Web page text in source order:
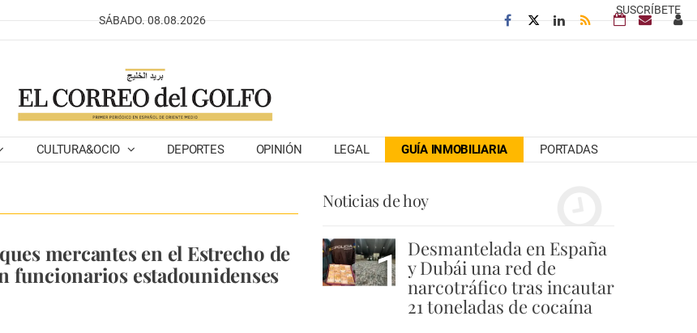
SUSCRÍBETE
SÁBADO. 08.08.2026
CULTURA&OCIO DEPORTES OPINIÓN LEGAL GUÍA INMOBILIARIA PORTADAS
mercantes en el Estrecho de
funcionarios estadounidenses
Noticias de hoy
1 Desmantelada en España
y Dubái una red de
narcotráfico tras incautar
21 toneladas de cocaína